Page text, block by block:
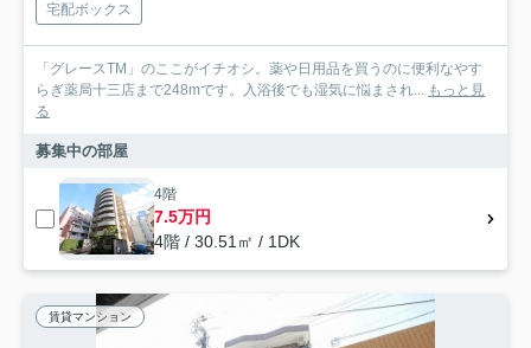
宅配ボックス
「グレースTM」のここがイチオシ。薬や日用品を買うのに便利なやす
らぎ薬局十三店まで248mです。入浴後でも湿気に悩まされ... もっと見
る
募集中の部屋
4階
7.5万円
4階 / 30.51㎡ / 1DK
賃貸マンション